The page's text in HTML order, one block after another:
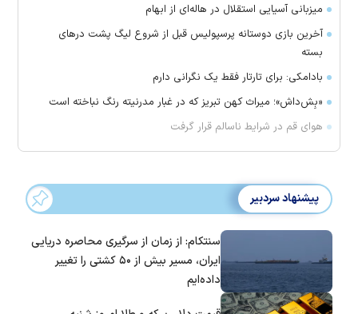
میزبانی آسیایی استقلال در هاله‌ای از ابهام
آخرین بازی دوستانه پرسپولیس قبل از شروع لیگ پشت در‌های
بسته
بادامکی: برای تارتار فقط یک نگرانی دارم
«بِش‌داش»؛ میراث کهن تبریز که در غبار مدرنیته رنگ نباخته است
هوای قم در شرایط ناسالم قرار گرفت
پیشنهاد سردبیر
سنتکام: از زمان از سرگیری محاصره دریایی
ایران، مسیر بیش از ۵۰ کشتی را تغییر
داده‌ایم